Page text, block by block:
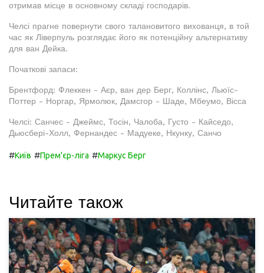
отримав місце в основному складі господарів.
Челсі прагне повернути свого талановитого вихованця, в той
час як Ліверпуль розглядає його як потенційну альтернативу
для ван Дейка.
Початкові запаси:
Брентфорд: Флеккен - Аєр, ван дер Берг, Коллінс, Льюїс-
Поттер - Норгар, Ярмолюк, Дамсгор - Шаде, Мбеумо, Вісса
Челсі: Санчес - Джеймс, Тосін, Чалоба, Густо - Кайседо,
Дьюсбері-Холл, Фернандес - Мадуеке, Нкунку, Санчо
#Київ #Прем'єр-ліга #Маркус Берг
Читайте також